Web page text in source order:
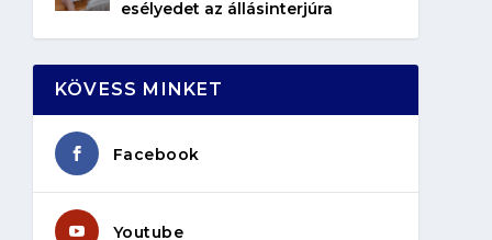
esélyedet az állásinterjúra
KÖVESS MINKET
Facebook
Youtube